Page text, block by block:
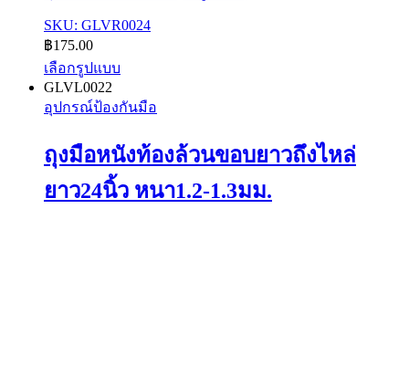
SKU: GLVR0024
฿175.00
เลือกรูปแบบ
This
product
has
variants.
The
options
may
GLVL0022
อุปกรณ์ป้องกันมือ
ถุงมือหนังท้องล้วนขอบยาวถึงไหล่
ยาว24นิ้ว หนา1.2-1.3มม.